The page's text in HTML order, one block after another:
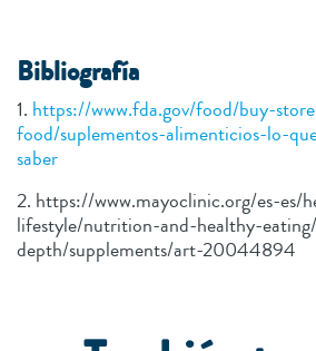
Bibliografía
1. https://www.fda.gov/food/buy-
food/suplementos-alimenticios-lo-
saber
2. https://www.mayoclinic.org/es-es/
lifestyle/nutrition-and-healthy-
depth/supplements/art-20044894